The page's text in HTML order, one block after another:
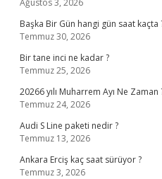
Ağustos 3, 2026
Başka Bir Gün hangi gün saat kaçta
Temmuz 30, 2026
Bir tane inci ne kadar ?
Temmuz 25, 2026
20266 yılı Muharrem Ayı Ne Zaman
Temmuz 24, 2026
Audi S Line paketi nedir ?
Temmuz 13, 2026
Ankara Erciş kaç saat sürüyor ?
Temmuz 3, 2026